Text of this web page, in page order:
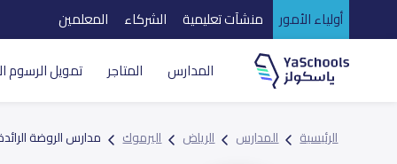
أولياء الأمور منشآت تعليمية الشركاء المعلمين
المدارس المتاجر تمويل الرسوم
الرئيسية المدارس الرياض اليرموك مدارس الروضة